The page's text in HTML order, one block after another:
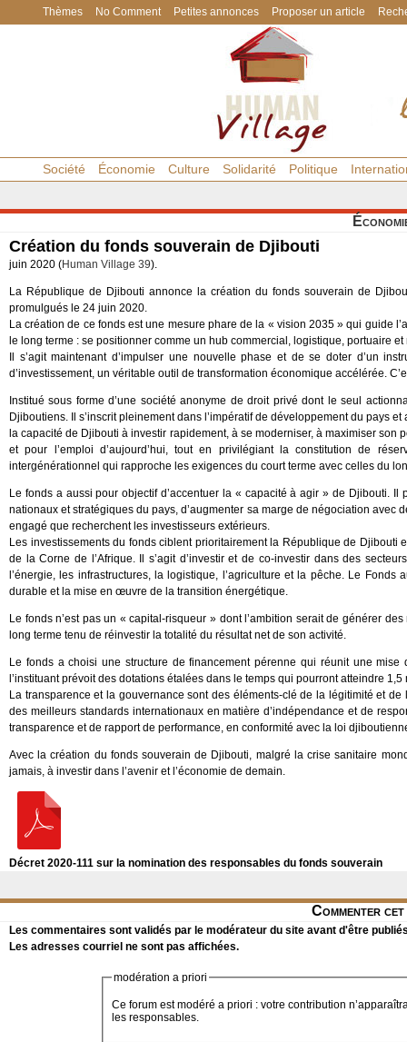
Thèmes No Comment Petites annonces Proposer un article
Société Économie Culture Solidarité Politique
Création du fonds souverain de Djibouti
juin 2020 (Human Village 39).
La République de Djibouti annonce la création du fonds souverain de
promulgués le 24 juin 2020.
La création de ce fonds est une mesure phare de la « vision 2035 » qui guide
le long terme : se positionner comme un hub commercial, logistique, portuaire
Il s’agit maintenant d’impulser une nouvelle phase et de se doter d’un
d’investissement, un véritable outil de transformation économique accélérée.
Institué sous forme d’une société anonyme de droit privé dont le seul
Djiboutiens. Il s’inscrit pleinement dans l’impératif de développement du pays
la capacité de Djibouti à investir rapidement, à se moderniser, à maximiser
et pour l’emploi d’aujourd’hui, tout en privilégiant la constitution de
intergénérationnel qui rapproche les exigences du court terme avec celles du
Le fonds a aussi pour objectif d’accentuer la « capacité à agir » de Djibouti.
nationaux et stratégiques du pays, d’augmenter sa marge de négociation avec
engagé que recherchent les investisseurs extérieurs.
Les investissements du fonds ciblent prioritairement la République de
de la Corne de l’Afrique. Il s’agit d’investir et de co-investir dans des
l’énergie, les infrastructures, la logistique, l’agriculture et la pêche. Le
durable et la mise en œuvre de la transition énergétique.
Le fonds n’est pas un « capital-risqueur » dont l’ambition serait de générer
long terme tenu de réinvestir la totalité du résultat net de son activité.
Le fonds a choisi une structure de financement pérenne qui réunit une
l’instituant prévoit des dotations étalées dans le temps qui pourront atteindre
La transparence et la gouvernance sont des éléments-clé de la légitimité et
des meilleurs standards internationaux en matière d’indépendance et de
transparence et de rapport de performance, en conformité avec la loi
Avec la création du fonds souverain de Djibouti, malgré la crise sanitaire
jamais, à investir dans l’avenir et l’économie de demain.
Décret 2020-111 sur la nomination des responsables du fonds souverain
Commenter
Les commentaires sont validés par le modérateur du site avant d'être
Les adresses courriel ne sont pas affichées.
modération a priori
Ce forum est modéré a priori : votre contribution
les responsables.